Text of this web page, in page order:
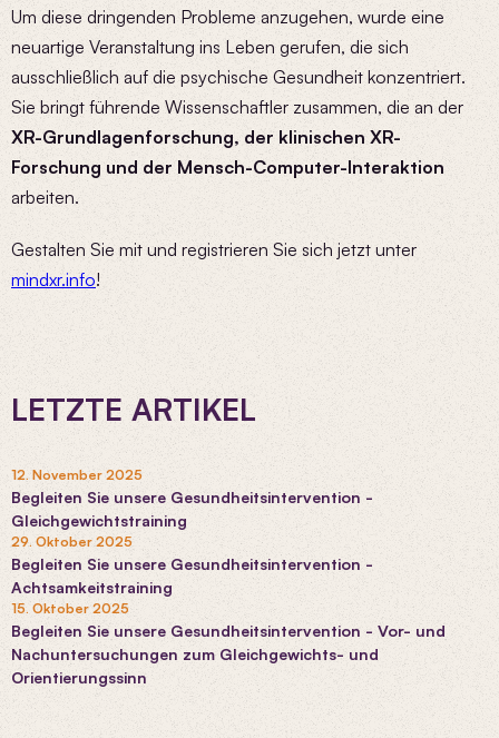
Um diese dringenden Probleme anzugehen, wurde eine
neuartige Veranstaltung ins Leben gerufen, die sich
ausschließlich auf die psychische Gesundheit konzentriert.
Sie bringt führende Wissenschaftler zusammen, die an der
XR-Grundlagenforschung, der klinischen XR-
Forschung und der Mensch-Computer-Interaktion
arbeiten.
Gestalten Sie mit und registrieren Sie sich jetzt unter
mindxr.info!
LETZTE ARTIKEL
12. November 2025
Begleiten Sie unsere Gesundheitsintervention -
Gleichgewichtstraining
29. Oktober 2025
Begleiten Sie unsere Gesundheitsintervention -
Achtsamkeitstraining
15. Oktober 2025
Begleiten Sie unsere Gesundheitsintervention - Vor- und
Nachuntersuchungen zum Gleichgewichts- und
Orientierungssinn